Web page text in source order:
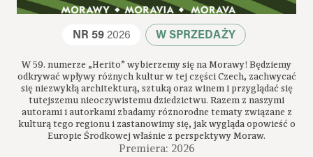
NR 592026 W SPRZEDAŻY
W 59. numerze „Herito” wybierzemy się na Morawy! Będziemy
odkrywać wpływy różnych kultur w tej części Czech, zachwycać
się niezwykłą architekturą, sztuką oraz winem i przyglądać się
tutejszemu nieoczywistemu dziedzictwu. Razem z naszymi
autorami i autorkami zbadamy różnorodne tematy związane z
kulturą tego regionu i zastanowimy się, jak wygląda opowieść o
Europie Środkowej właśnie z perspektywy Moraw.
Premiera: 2026